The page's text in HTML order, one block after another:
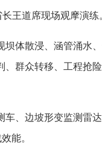
王道席现场观摩演练
体散浸、涵管涌水
群众转移、工程抢
、边坡形变监测雷
能。